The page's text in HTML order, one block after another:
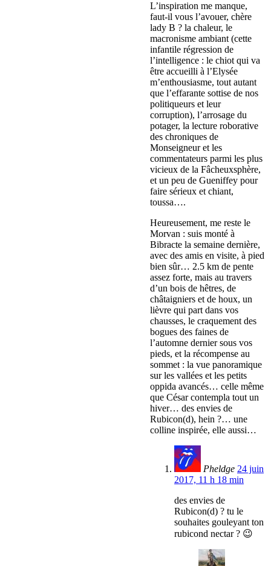
L’inspiration me manque,
faut-il vous l’avouer, chère
lady B ? la chaleur, le
macronisme ambiant (cette
infantile régression de
l’intelligence : le chiot qui va
être accueilli à l’Elysée
m’enthousiasme, tout autant
que l’effarante sottise de nos
politiqueurs et leur
corruption), l’arrosage du
potager, la lecture roborative
des chroniques de
Monseigneur et les
commentateurs parmi les plus
vicieux de la Fâcheuxsphère,
et un peu de Gueniffey pour
faire sérieux et chiant,
toussa….
Heureusement, me reste le
Morvan : suis monté à
Bibracte la semaine dernière,
avec des amis en visite, à pied
bien sûr… 2.5 km de pente
assez forte, mais au travers
d’un bois de hêtres, de
châtaigniers et de houx, un
lièvre qui part dans vos
chausses, le craquement des
bogues des faines de
l’automne dernier sous vos
pieds, et la récompense au
sommet : la vue panoramique
sur les vallées et les petits
oppida avancés… celle même
que César contempla tout un
hiver… des envies de
Rubicon(d), hein ?… une
colline inspirée, elle aussi…
Pheldge 24 juin
2017, 11 h 18 min
des envies de
Rubicon(d) ? tu le
souhaites gouleyant ton
rubicond nectar ? 😉